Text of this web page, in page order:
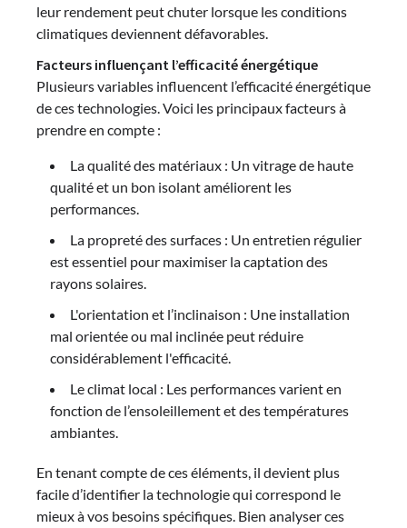
leur rendement peut chuter lorsque les conditions
climatiques deviennent défavorables.
Facteurs influençant l’efficacité énergétique
Plusieurs variables influencent l’efficacité énergétique
de ces technologies. Voici les principaux facteurs à
prendre en compte :
La qualité des matériaux : Un vitrage de haute
qualité et un bon isolant améliorent les
performances.
La propreté des surfaces : Un entretien régulier
est essentiel pour maximiser la captation des
rayons solaires.
L'orientation et l’inclinaison : Une installation
mal orientée ou mal inclinée peut réduire
considérablement l'efficacité.
Le climat local : Les performances varient en
fonction de l’ensoleillement et des températures
ambiantes.
En tenant compte de ces éléments, il devient plus
facile d’identifier la technologie qui correspond le
mieux à vos besoins spécifiques. Bien analyser ces